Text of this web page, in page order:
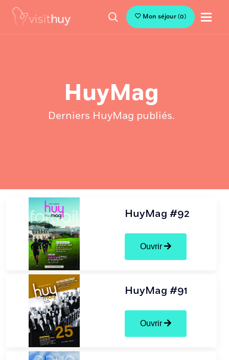
Mon séjour(0)
HuyMag
Derniers HuyMag publiés.
HuyMag #92
Ouvrir
HuyMag #91
Ouvrir